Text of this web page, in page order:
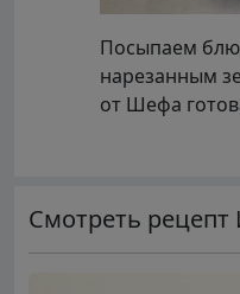
Посыпаем
нарезанным
от Шефа
Смотреть рецепт